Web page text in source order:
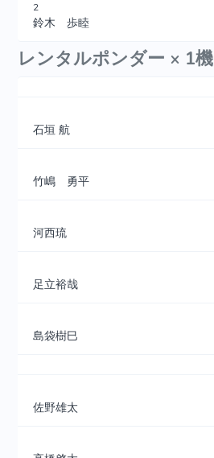
2
鈴木 歩睦
レンタルポンダー × 1機
石垣 航
竹嶋 勇平
河西琉
足立裕哉
島袋樹巳
佐野雄太